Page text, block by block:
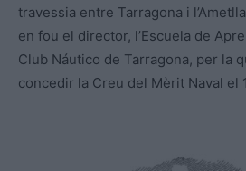
travessia entre Tarragona i
en fou el director, l’Escuela de
Club Náutico de Tarragona, per la
concedir la Creu del Mèrit Naval el